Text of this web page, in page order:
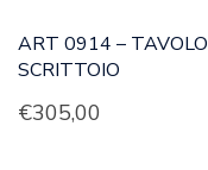
ART 0914 – TAVOLO
SCRITTOIO
€305,00